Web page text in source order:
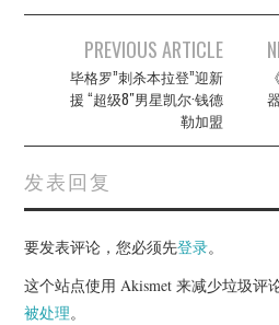
navigation
PREVIOUS ARTICLE
毕格罗”刺杀本拉登”迎新
援 “超级8″男星凯尔·钱德
勒加盟
发表回复
要发表评论，您必须先登录。
这个站点使用 Akismet 来减少垃圾评论
被处理。